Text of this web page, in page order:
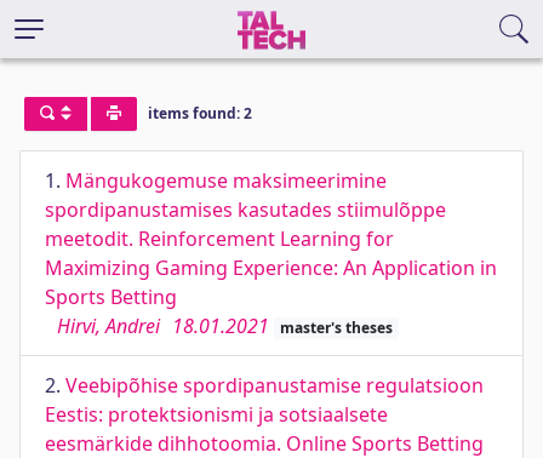
items found: 2
1. Mängukogemuse maksimeerimine
spordipanustamises kasutades stiimulõppe
meetodit. Reinforcement Learning for
Maximizing Gaming Experience: An Application in
Sports Betting
Hirvi, Andrei 18.01.2021 master's theses
2. Veebipõhise spordipanustamise regulatsioon
Eestis: protektsionismi ja sotsiaalsete
eesmärkide dihhotoomia. Online Sports Betting